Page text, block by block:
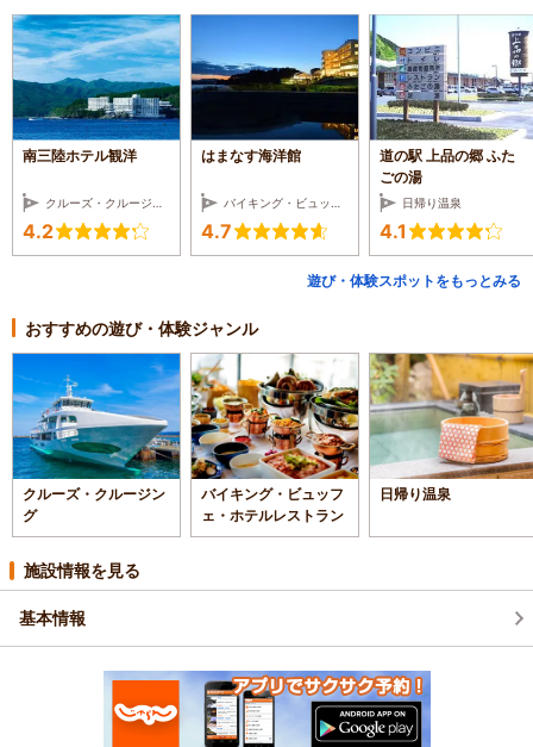
南三陸ホテル観洋
4.2
はまなす海洋館
4.7
道の駅 上品の郷 ふた
ごの湯
日帰り温泉
4.1
遊び・体験スポットをもっとみる
おすすめの遊び・体験ジャンル
クルーズ・クルージン
グ
バイキング・ビュッフ
ェ・ホテルレストラン
日帰り温泉
施設情報を見る
基本情報